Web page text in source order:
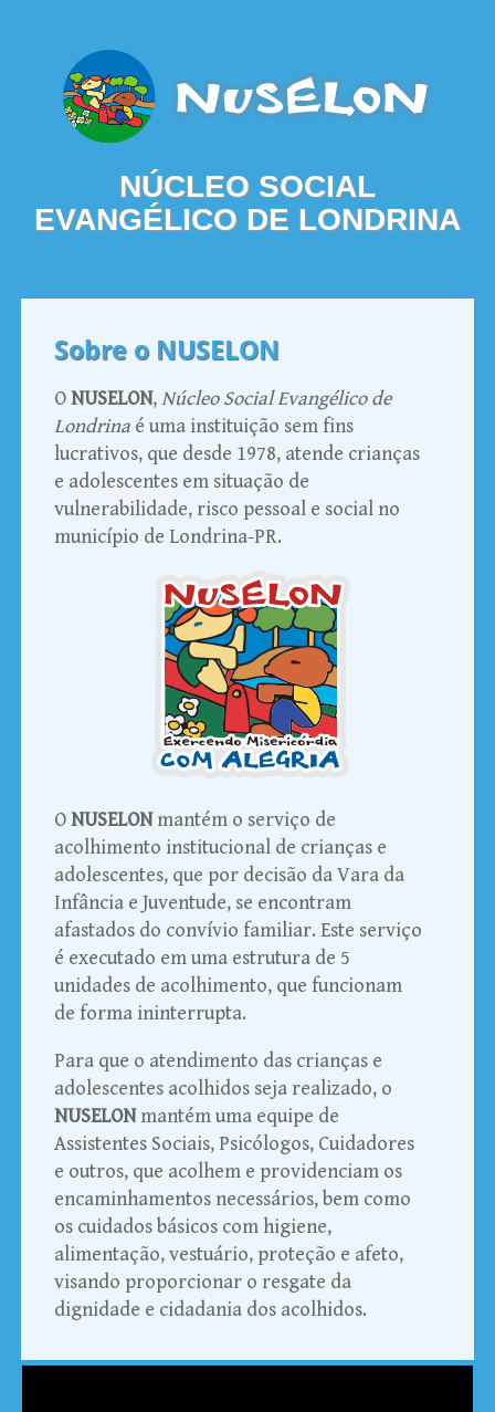
NÚCLEO SOCIAL
EVANGÉLICO DE LONDRINA
Sobre o NUSELON
ONUSELON,Núcleo Social Evangélico de
Londrina é uma instituição sem fins
lucrativos, que desde 1978, atende crianças
e adolescentes em situação de
vulnerabilidade, risco pessoal e social no
município de Londrina-PR.
ONUSELONmantém o serviço de
acolhimento institucional de crianças e
adolescentes, que por decisão da Vara da
Infância e Juventude, se encontram
afastados do convívio familiar. Este serviço
é executado em uma estrutura de 5
unidades de acolhimento, que funcionam
de forma ininterrupta.
Para que o atendimento das crianças e
adolescentes acolhidos seja realizado, o
NUSELONmantém uma equipe de
Assistentes Sociais, Psicólogos, Cuidadores
e outros, que acolhem e providenciam os
encaminhamentos necessários, bem como
os cuidados básicos com higiene,
alimentação, vestuário, proteção e afeto,
visando proporcionar o resgate da
dignidade e cidadania dos acolhidos.